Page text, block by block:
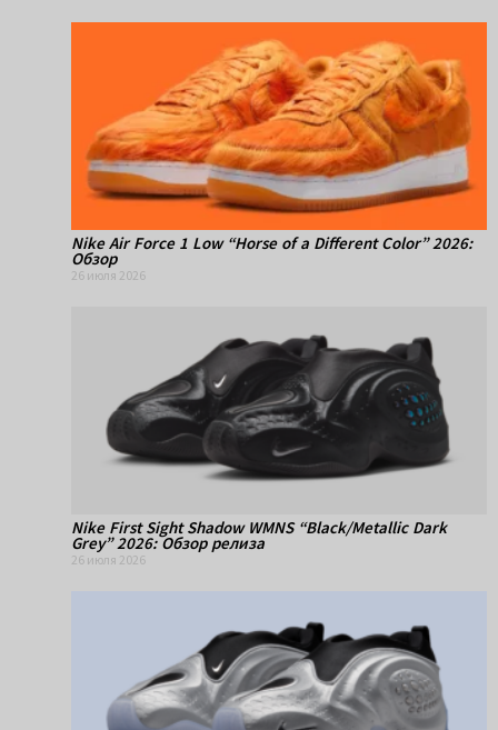
Nike Air Force 1 Low “Horse of a Different Color” 2026:
Обзор
26 июля 2026
Nike First Sight Shadow WMNS “Black/Metallic Dark
Grey” 2026: Обзор релиза
26 июля 2026